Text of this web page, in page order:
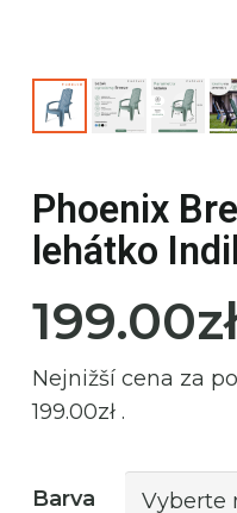
Phoenix
lehátko
199.00zł
Nejnižší cena za
199.00zł .
Barva